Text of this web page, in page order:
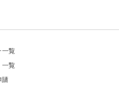
一覧
一覧
請